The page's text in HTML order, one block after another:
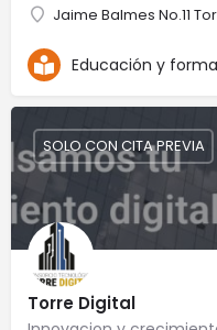
Jaime Balmes No.11
Educación y
Torre Digital
SOLO CON CITA PREVIA